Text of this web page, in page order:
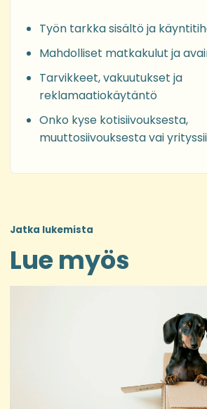
Työn tarkka sisältö ja
Mahdolliset matkakulut ja
Tarvikkeet, vakuutukset ja
reklamaatiokäytäntö
Onko kyse kotisiivouksesta,
muuttosiivouksesta vai
Jatka lukemista
Lue myös